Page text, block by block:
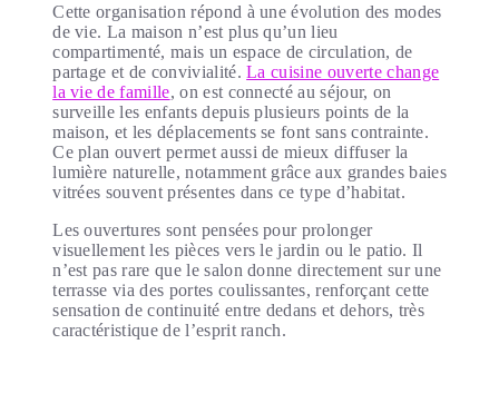
Cette organisation répond à une évolution des modes
de vie. La maison n’est plus qu’un lieu
compartimenté, mais un espace de circulation, de
partage et de convivialité.La cuisine ouverte change
la vie de famille, on est connecté au séjour, on
surveille les enfants depuis plusieurs points de la
maison, et les déplacements se font sans contrainte.
Ce plan ouvert permet aussi de mieux diffuser la
lumière naturelle, notamment grâce aux grandes baies
vitrées souvent présentes dans ce type d’habitat.
Les ouvertures sont pensées pour prolonger
visuellement les pièces vers le jardin ou le patio. Il
n’est pas rare que le salon donne directement sur une
terrasse via des portes coulissantes, renforçant cette
sensation de continuité entre dedans et dehors, très
caractéristique de l’esprit ranch.